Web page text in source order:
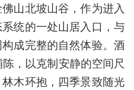
山北坡山谷，作为进入
统的一处山居入口，与
成完整的自然体验。酒
，以克制安静的空间尺
木环抱，四季景致随光